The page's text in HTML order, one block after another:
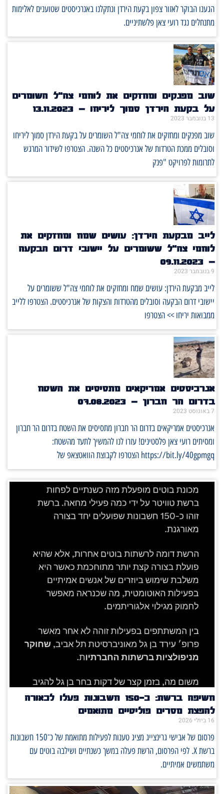
הגענו הבוקר לאזור צפון בקעת הירדן ונתקלנו באנרכיסטים שטוענים לאלימות
מתנחלים נגד רועי צאן פלשתיניים.
שוב מפנקים ומחזקים את לוחמי צה"ל השומרים
על בקעת הירדן סמוך ליריחו – 13.11.2023
13 בנובמבר 2023
שוב מפנקים ומחזקים את לוחמי צה"ל השומרים על בקעת הירדן סמוך ליריחו
וסובלים ממכת הטרדות של אנרכיסטים כל השנה. הצטרפו לשידור המרגש
לתרומות לפרויקט "פנק
לייב מבקעת הירדן: עושים שמח ומחזקים את
לוחמי צה"ל ששומרים על יישובי דרום הבקעה
– 09.11.2023
9 בנובמבר 2023
לייב מבקעת הירדן: עושים שמח ומחזקים את לוחמי צה"ל ששומרים על
יישובי דרום הבקעה וסובלים מהטרדות והצקות של אנרכיסטים. הצטרפו ללייב
ממבואות יריחו >> הצטרפו
אנרכיסטים אמריקאים מתסיסים את השטח
בדרום הר חברון – 07.08.2023
7 באוגוסט 2023
אנרכיסטים אמריקאים בדרום הר חברון מתסיסים את השטח בדרום הר חברון
ומסיתים רועי צאן פלסטינים! עזרו לנו להמשיך לתעד מהשטח:
https://bit.ly/40gpmgq הצטרפו לקבוצת הוואטצאפ של
חשיפה ברשת: כ־150 חשבונות פעלו לכאורה
להפצת מסרים פוליטיים מתואמים
16 ביולי 2026
פרסום של אבישי גרינצייג מציג טענות לפעילות מתואמת של כ־150 חשבונות
ברשת X. לפי הפרסום, הרשת פעלה במשך כשנתיים ושילבה בוטים עם
משתמשים אמיתיים.